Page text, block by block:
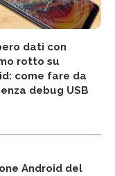
dati con
rotto su
come fare da
debug USB
Android del